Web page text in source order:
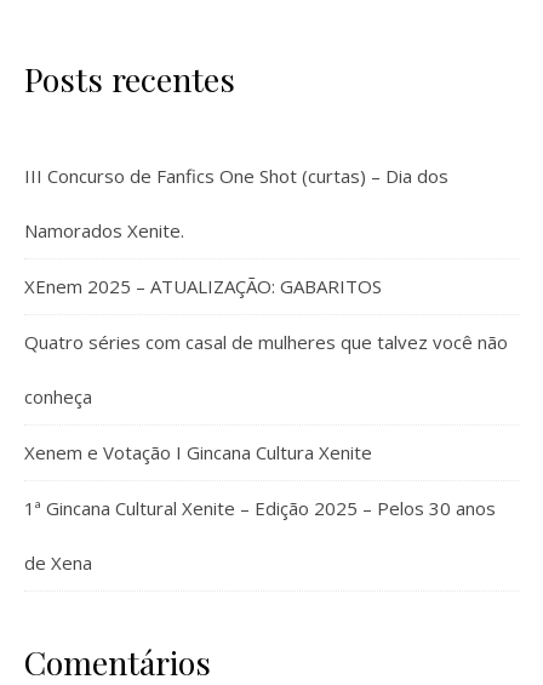
Posts recentes
III Concurso de Fanfics One Shot (curtas) – Dia dos
Namorados Xenite.
XEnem 2025 – ATUALIZAÇÃO: GABARITOS
Quatro séries com casal de mulheres que talvez você não
conheça
Xenem e Votação I Gincana Cultura Xenite
1ª Gincana Cultural Xenite – Edição 2025 – Pelos 30 anos
de Xena
Comentários